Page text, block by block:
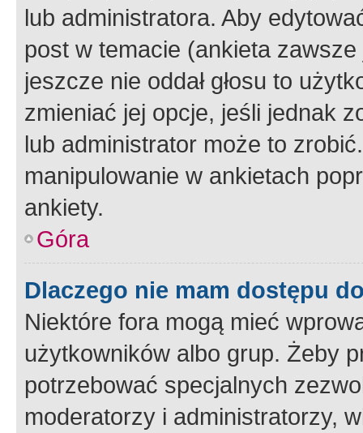
lub administratora. Aby
post w temacie (ankieta
jeszcze nie oddał głosu to
zmieniać jej opcje, jeśli jednak
lub administrator może to
manipulowanie w ankietach
ankiety.
Góra
Dlaczego nie mam dostępu
Niektóre fora mogą mieć
użytkowników albo grup. Żeby
potrzebować specjalnych
moderatorzy i administratorzy,